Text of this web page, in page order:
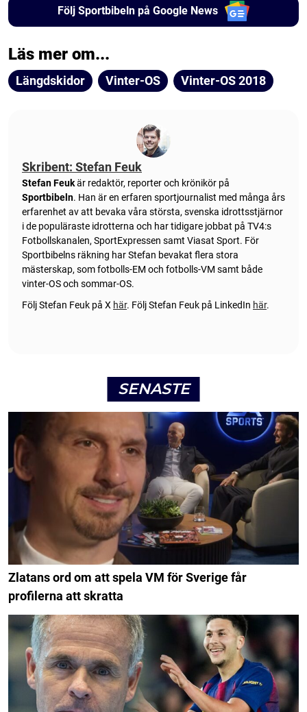
Följ Sportbibeln på Google News
Läs mer om...
Längdskidor Vinter-OS Vinter-OS 2018
Skribent: Stefan Feuk
Stefan Feukär redaktör, reporter och krönikör på
Sportbibeln. Han är en erfaren sportjournalist med många års
erfarenhet av att bevaka våra största, svenska idrottsstjärnor
i de populäraste idrotterna och har tidigare jobbat på TV4:s
Fotbollskanalen, SportExpressen samt Viasat Sport. För
Sportbibelns räkning har Stefan bevakat flera stora
mästerskap, som fotbolls-EM och fotbolls-VM samt både
vinter-OS och sommar-OS.
Följ Stefan Feuk på X här. Följ Stefan Feuk på LinkedIn här.
SENASTE
Zlatans ord om att spela VM för Sverige får
profilerna att skratta